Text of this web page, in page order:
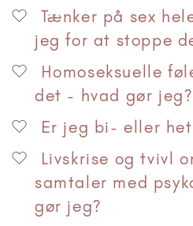
Tænker på sex
jeg for at stoppe
Homoseksuelle
det - hvad gør jeg?
Er jeg bi- eller
Livskrise og tvivl
samtaler med
gør jeg?